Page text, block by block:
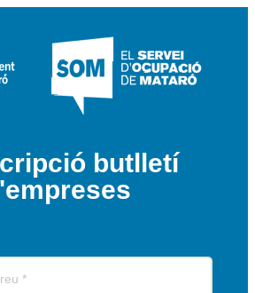
butlletí